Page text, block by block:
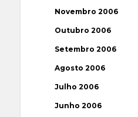
Novembro 2006
Outubro 2006
Setembro 2006
Agosto 2006
Julho 2006
Junho 2006